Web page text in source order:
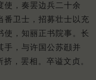
使，奏罢边兵二十余
番卫士，招募壮士以充
使，知丽正书院事。长
手，与许国公苏颋并
，罢相。卒谥文贞。